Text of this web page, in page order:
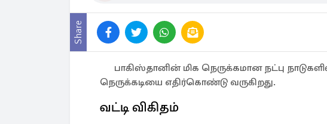
Share
பாகிஸ்தானின் மிக நெருக்கமான நட்பு
நெருக்கடியை எதிர்கொண்டு வருகிறது.
வட்டி விகிதம்